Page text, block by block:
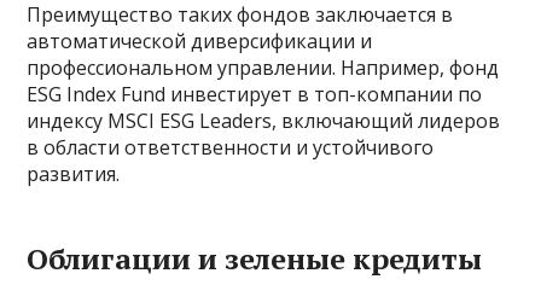
Преимущество таких фондов заключается в
автоматической диверсификации и
профессиональном управлении. Например, фонд
ESG Index Fund инвестирует в топ-компании по
индексу MSCI ESG Leaders, включающий лидеров
в области ответственности и устойчивого
развития.
Облигации и зеленые кредиты